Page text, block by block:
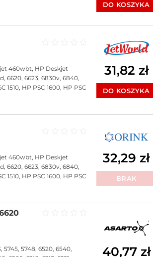
DO KOSZYKA
Oceniono
460wbt, HP Deskjet
6620, 6623, 6830v, 6840,
HP PSC 1600, HP PSC
31,82 zł
DO KOSZYKA
Oceniono
460wbt, HP Deskjet
6620, 6623, 6830v, 6840,
HP PSC 1600, HP PSC
32,29 zł
BRAK
Oceniono0
5748, 6520, 6540,
40,77 zł